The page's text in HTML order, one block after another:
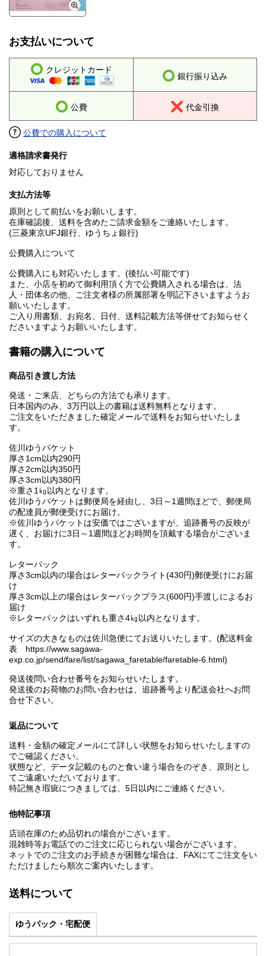
お支払いについて
クレジットカード
銀行振り込み
公費 代金引換
公費での購入について
適格請求書発行
対応しておりません
支払方法等
原則として前払いをお願いします。
在庫確認後、送料を含めたご請求金額をご連絡いたします。
(三菱東京UFJ銀行、ゆうちょ銀行)
公費購入について
公費購入にも対応いたします。(後払い可能です)
また、小店を初めて御利用頂く方で公費購入される場合は、法
人・団体名の他、ご注文者様の所属部署を明記下さいますようお
願いいたします。
ご入り用書類、お宛名、日付、送料記載方法等併せてお知らせく
ださいますようお願いいたします。
書籍の購入について
商品引き渡し方法
発送・ご来店、どちらの方法でも承ります。
日本国内のみ、3万円以上の書籍は送料無料となります。
ご注文をいただきました確定メールで送料をお知らせいたしま
す。
佐川ゆうパケット
厚さ1cm以内290円
厚さ2cm以内350円
厚さ3cm以内380円
※重さ1㎏以内となります。
佐川ゆうパケットは郵便局を経由し、3日～1週間ほどで、郵便局
の配達員が郵便受けにお届け。
※佐川ゆうパケットは安価ではございますが、追跡番号の反映が
遅く、お届けに3日～1週間ほどお時間を頂戴する場合がございま
す。
レターパック
厚さ3cm以内の場合はレターパックライト(430円)郵便受けにお届
け
厚さ3cm以上の場合はレターパックプラス(600円)手渡しによるお
届け
※レターパックはいずれも重さ4㎏以内となります。
サイズの大きなものは佐川急便にてお送りいたします。(配送料金
表 https://www.sagawa-
exp.co.jp/send/fare/list/sagawa_faretable/faretable-6.html)
発送後問い合わせ番号をお知らせいたします。
発送後のお荷物のお問い合わせは、追跡番号より配送会社へお問
合せ下さい。
返品について
送料・金額の確定メールにて詳しい状態をお知らせいたしますの
でご確認ください。
状態など、データ記載のものと食い違う場合をのぞき、原則とし
てご遠慮いただいております。
特記無き瑕疵につきましては、5日以内にご連絡ください。
他特記事項
店頭在庫のため品切れの場合がございます。
混雑時等お電話でのご注文に応じられない場合がございます。
ネットでのご注文のお手続きが困難な場合は、FAXにてご注文をい
ただけましたら順次ご案内いたします。
送料について
ゆうパック・宅配便